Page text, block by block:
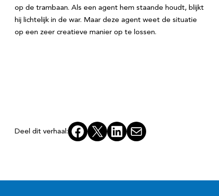
op de trambaan. Als een agent hem staande houdt, blijkt
hij lichtelijk in de war. Maar deze agent weet de situatie
op een zeer creatieve manier op te lossen.
Deel dit verhaal: Facebook
X LinkedInE-mail